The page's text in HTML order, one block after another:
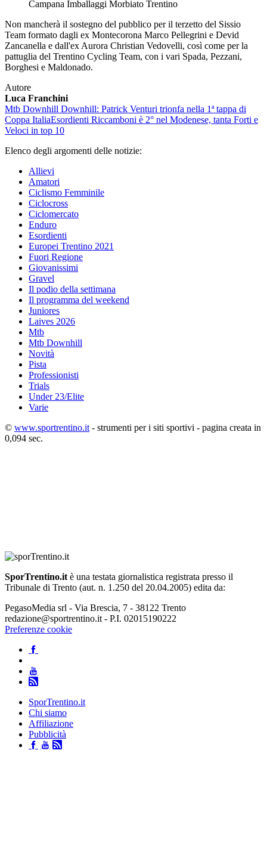
Campana Imballaggi Morbiato Trentino
Non mancherà il sostegno del pubblico per il terzetto del Sissio
Team formato dagli ex Montecorona Marco Pellegrini e Devid
Zancanella e dall'ex Aurora Christian Vedovelli, così come per la
pattuglia del Trentino Cycling Team, con i vari Spada, Pezzani,
Borghesi e Maldonado.
Autore
Luca Franchini
Mtb Downhill Downhill: Patrick Venturi trionfa nella 1ª tappa di
Coppa ItaliaEsordienti Riccamboni è 2° nel Modenese, tanta Forti e
Veloci in top 10
Elenco degli argomenti delle notizie:
Allievi
Amatori
Ciclismo Femminile
Ciclocross
Ciclomercato
Enduro
Esordienti
Europei Trentino 2021
Fuori Regione
Giovanissimi
Gravel
Il podio della settimana
Il programma del weekend
Juniores
Laives 2026
Mtb
Mtb Downhill
Novità
Pista
Professionisti
Trials
Under 23/Elite
Varie
© www.sportrentino.it - strumenti per i siti sportivi - pagina creata in
0,094 sec.
SporTrentino.it è una testata giornalistica registrata presso il
Tribunale di Trento (aut. n. 1.250 del 20.04.2005) edita da:
PegasoMedia srl - Via Brescia, 7 - 38122 Trento
redazione@sportrentino.it - P.I. 02015190222
Preferenze cookie
SporTrentino.it
Chi siamo
Affiliazione
Pubblicità